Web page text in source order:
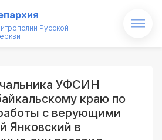
Русской
УФСИН
краю по
с верующими
Янковский в